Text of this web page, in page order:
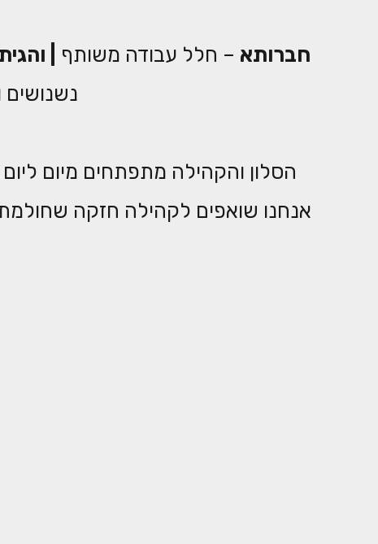
חברותא – חלל עבודה משותף
נשנושים
הסלון והקהילה מתפתחים מיום
אנחנו שואפים לקהילה חזקה